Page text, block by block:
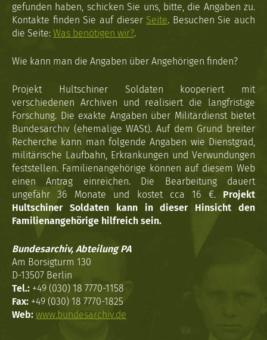
gefunden haben, schicken Sie uns, bitte, die Angaben zu.
Kontakte finden Sie auf dieser Seite. Besuchen Sie auch
die Seite: Was benötigen wir?.
Wie kann man die Angaben über Angehörigen finden?
Projekt Hultschiner Soldaten kooperiert mit
verschiedenen Archiven und realisiert die langfristige
Forschung. Die exakte Angaben über Militärdienst bietet
Bundesarchiv (ehemalige WASt). Auf dem Grund breiter
Recherche kann man folgende Angaben wie Dienstgrad,
militärische Laufbahn, Erkrankungen und Verwundungen
feststellen. Familienangehörige können auf diesem Web
einen Antrag einreichen. Die Bearbeitung dauert
ungefähr 36 Monate und kostet cca 16 €. Projekt
Hultschiner Soldaten kann in dieser Hinsicht den
Familienangehörige hilfreich sein.
Bundesarchiv, Abteilung PA
Am Borsigturm 130
D-13507 Berlin
Tel.: +49 (030) 18 7770-1158
Fax: +49 (030) 18 7770-1825
Web: www.bundesarchiv.de